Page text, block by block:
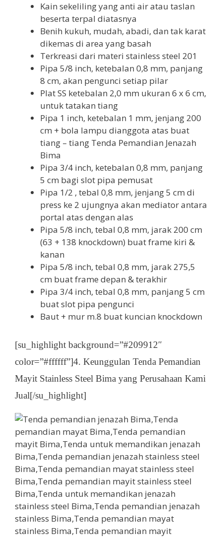
Kain sekeliling yang anti air atau taslan
beserta terpal diatasnya
Benih kukuh, mudah, abadi, dan tak karat
dikemas di area yang basah
Terkreasi dari materi stainless steel 201
Pipa 5/8 inch, ketebalan 0,8 mm, panjang
8 cm, akan pengunci setiap pilar
Plat SS ketebalan 2,0 mm ukuran 6 x 6 cm,
untuk tatakan tiang
Pipa 1 inch, ketebalan 1 mm, jenjang 200
cm + bola lampu dianggota atas buat
tiang – tiang Tenda Pemandian Jenazah
Bima
Pipa 3/4 inch, ketebalan 0,8 mm, panjang
5 cm bagi slot pipa pemusat
Pipa 1/2 , tebal 0,8 mm, jenjang 5 cm di
press ke 2 ujungnya akan mediator antara
portal atas dengan alas
Pipa 5/8 inch, tebal 0,8 mm, jarak 200 cm
(63 + 138 knockdown) buat frame kiri &
kanan
Pipa 5/8 inch, tebal 0,8 mm, jarak 275,5
cm buat frame depan & terakhir
Pipa 3/4 inch, tebal 0,8 mm, panjang 5 cm
buat slot pipa pengunci
Baut + mur m.8 buat kuncian knockdown
[su_highlight background=”#209912″
color=”#ffffff”]4. Keunggulan Tenda Pemandian
Mayit Stainless Steel Bima yang Perusahaan Kami
Jual[/su_highlight]